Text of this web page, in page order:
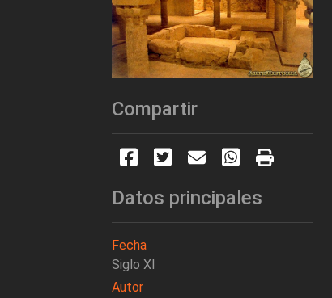
Compartir
Datos principales
Fecha
Siglo XI
Autor